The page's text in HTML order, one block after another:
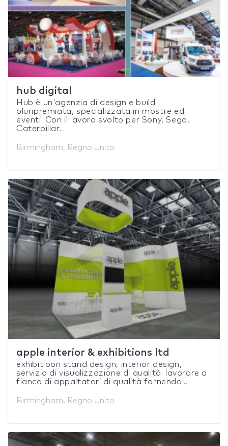
hub digital
Hub è un'agenzia di design e build
pluripremiata, specializzata in mostre ed
eventi. Con il lavoro svolto per Sony, Sega,
Caterpillar...
Birmingham, Regno Unito
apple interior & exhibitions ltd
exhibitioon stand design, interior design,
servizio di visualizzazione di qualità. lavorare a
fianco di appaltatori di qualità fornendo...
Birmingham, Regno Unito